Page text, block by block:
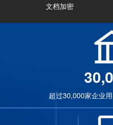
文档加密
超过30,000家企业